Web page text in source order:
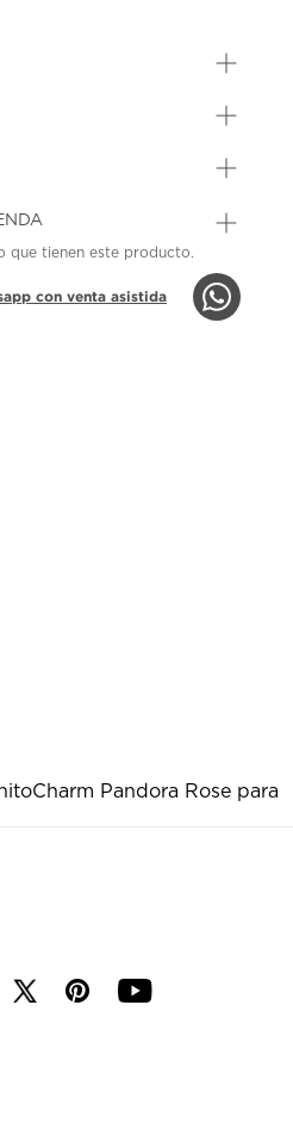
que tienen este producto.
con venta asistida
Charm Pandora Rose para
p y